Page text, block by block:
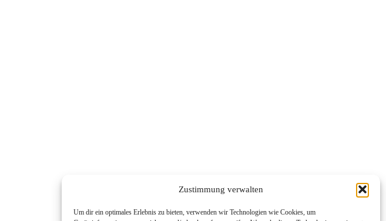
Zustimmung verwalten
Um dir ein optimales Erlebnis zu bieten, verwenden wir Technologien wie Cookies, um